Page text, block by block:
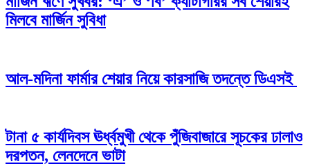
মিলবে মার্জিন সুবিধা
আল-মদিনা ফার্মার শেয়ার নিয়ে কারসাজি তদন্তে ডিএসই
টানা ৫ কার্যদিবস ঊর্ধ্বমুখী থেকে পুঁজিবাজারে সূচকের ঢালাও
দরপতন, লেনদেনে ভাটা